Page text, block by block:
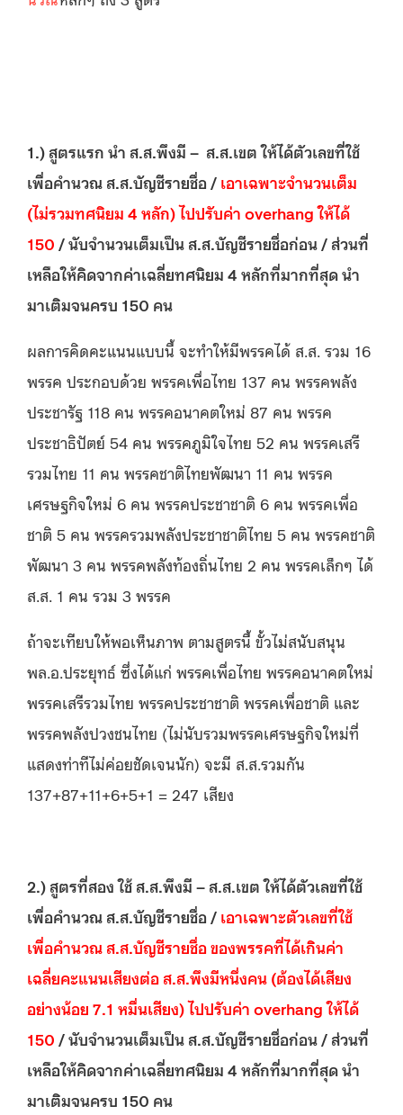
1.) สูตรแรก นำ ส.ส.พึงมี – ส.ส.เขต ให้ได้ตัวเลขที่ใช้
เพื่อคำนวณ ส.ส.บัญชีรายชื่อ / เอาเฉพาะจำนวนเต็ม
(ไม่รวมทศนิยม 4 หลัก) ไปปรับค่า overhangให้ได้
150 / นับจำนวนเต็มเป็น ส.ส.บัญชีรายชื่อก่อน / ส่วนที่
เหลือให้คิดจากค่าเฉลี่ยทศนิยม 4 หลักที่มากที่สุด นำ
มาเติมจนครบ 150 คน
ผลการคิดคะแนนแบบนี้ จะทำให้มีพรรคได้ ส.ส. รวม 16
พรรค ประกอบด้วย พรรคเพื่อไทย 137 คน พรรคพลัง
ประชารัฐ 118 คน พรรคอนาคตใหม่ 87 คน พรรค
ประชาธิปัตย์ 54 คน พรรคภูมิใจไทย 52 คน พรรคเสรี
รวมไทย 11 คน พรรคชาติไทยพัฒนา 11 คน พรรค
เศรษฐกิจใหม่ 6 คน พรรคประชาชาติ 6 คน พรรคเพื่อ
ชาติ 5 คน พรรครวมพลังประชาชาติไทย 5 คน พรรคชาติ
พัฒนา 3 คน พรรคพลังท้องถิ่นไทย 2 คน พรรคเล็กๆ ได้
ส.ส. 1 คน รวม 3 พรรค
ถ้าจะเทียบให้พอเห็นภาพ ตามสูตรนี้ ขั้วไม่สนับสนุน
พล.อ.ประยุทธ์ ซึ่งได้แก่ พรรคเพื่อไทย พรรคอนาคตใหม่
พรรคเสรีรวมไทย พรรคประชาชาติ พรรคเพื่อชาติ และ
พรรคพลังปวงชนไทย (ไม่นับรวมพรรคเศรษฐกิจใหม่ที่
แสดงท่าทีไม่ค่อยชัดเจนนัก) จะมี ส.ส.รวมกัน
137+87+11+6+5+1 = 247 เสียง
2.) สูตรที่สอง ใช้ ส.ส.พึงมี – ส.ส.เขต ให้ได้ตัวเลขที่ใช้
เพื่อคำนวณ ส.ส.บัญชีรายชื่อ / เอาเฉพาะตัวเลขที่ใช้
เพื่อคำนวณ ส.ส.บัญชีรายชื่อ ของพรรคที่ได้เกินค่า
เฉลี่ยคะแนนเสียงต่อ ส.ส.พึงมีหนึ่งคน (ต้องได้เสียง
อย่างน้อย 7.1 หมื่นเสียง) ไปปรับค่า overhangให้ได้
150 / นับจำนวนเต็มเป็น ส.ส.บัญชีรายชื่อก่อน / ส่วนที่
เหลือให้คิดจากค่าเฉลี่ยทศนิยม 4 หลักที่มากที่สุด นำ
มาเติมจนครบ 150 คน